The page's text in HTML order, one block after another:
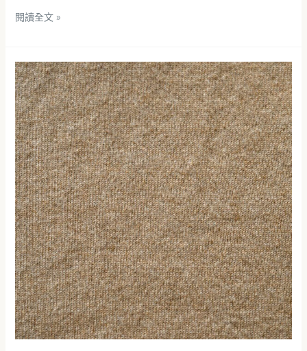
閱讀全文 »
如
何
清
潔
羊
絨